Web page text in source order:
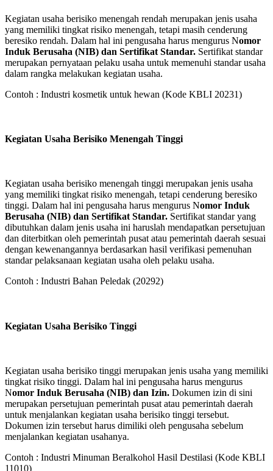
Kegiatan usaha berisiko menengah rendah merupakan jenis usaha
yang memiliki tingkat risiko menengah, tetapi masih cenderung
beresiko rendah. Dalam hal ini pengusaha harus mengurus Nomor
Induk Berusaha (NIB) dan Sertifikat Standar. Sertifikat standar
merupakan pernyataan pelaku usaha untuk memenuhi standar usaha
dalam rangka melakukan kegiatan usaha.
Contoh : Industri kosmetik untuk hewan (Kode KBLI 20231)
Kegiatan Usaha Berisiko Menengah Tinggi
Kegiatan usaha berisiko menengah tinggi merupakan jenis usaha
yang memiliki tingkat risiko menengah, tetapi cenderung beresiko
tinggi. Dalam hal ini pengusaha harus mengurus Nomor Induk
Berusaha (NIB) dan Sertifikat Standar. Sertifikat standar yang
dibutuhkan dalam jenis usaha ini haruslah mendapatkan persetujuan
dan diterbitkan oleh pemerintah pusat atau pemerintah daerah sesuai
dengan kewenangannya berdasarkan hasil verifikasi pemenuhan
standar pelaksanaan kegiatan usaha oleh pelaku usaha.
Contoh : Industri Bahan Peledak (20292)
Kegiatan Usaha Berisiko Tinggi
Kegiatan usaha berisiko tinggi merupakan jenis usaha yang memiliki
tingkat risiko tinggi. Dalam hal ini pengusaha harus mengurus
Nomor Induk Berusaha (NIB) dan Izin. Dokumen izin di sini
merupakan persetujuan pemerintah pusat atau pemerintah daerah
untuk menjalankan kegiatan usaha berisiko tinggi tersebut.
Dokumen izin tersebut harus dimiliki oleh pengusaha sebelum
menjalankan kegiatan usahanya.
Contoh : Industri Minuman Beralkohol Hasil Destilasi (Kode KBLI
11010)